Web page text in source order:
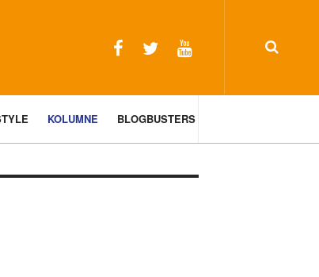
KOLUMNE BLOGBUSTERS